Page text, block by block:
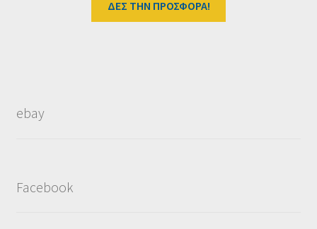
ΔΕΣ ΤΗΝ ΠΡΟΣΦΟΡΑ!
ebay
Facebook